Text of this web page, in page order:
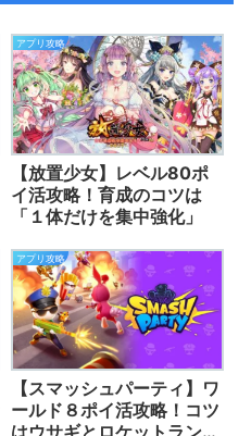
アプリ攻略
【放置少女】レベル80ポ
イ活攻略！育成のコツは
「１体だけを集中強化」
アプリ攻略
【スマッシュパーティ】ワ
ールド８ポイ活攻略！コツ
はウサギとロケットランチ